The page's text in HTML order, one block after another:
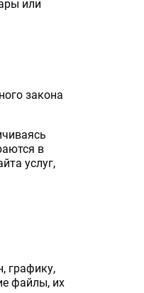
или
закона
в
услуг,
графику,
файлы, их